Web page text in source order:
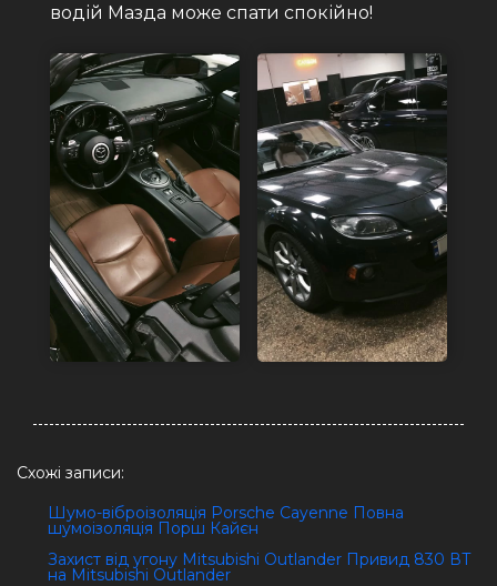
водій Мазда може спати спокійно!
Схожі записи:
Шумо-віброізоляція Porsche Cayenne Повна
шумоізоляція Порш Кайєн
Захист від угону Mitsubishi Outlander Привид 830 ВТ
на Mitsubishi Outlander